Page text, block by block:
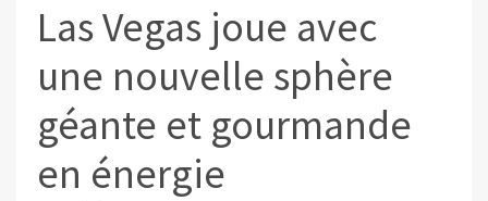
Las Vegas joue avec
une nouvelle sphère
géante et gourmande
en énergie